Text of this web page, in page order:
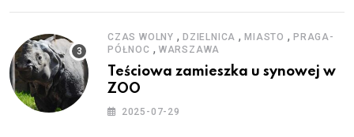
CZAS WOLNY , DZIELNICA ,MIASTO ,PRAGA-
PÓŁNOC , WARSZAWA
Teściowa zamieszka u synowej w
ZOO
2025-07-29